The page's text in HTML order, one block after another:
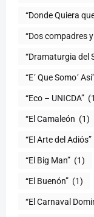
“Donde Quiera
“Dos compadres
“Dramaturgia del
“E´ Que Somo´
“Eco – UNICDA”
“El Camaleón (1)
“El Arte del Adiós”
“El Big Man” (1)
“El Buenón” (1)
“El Carnaval